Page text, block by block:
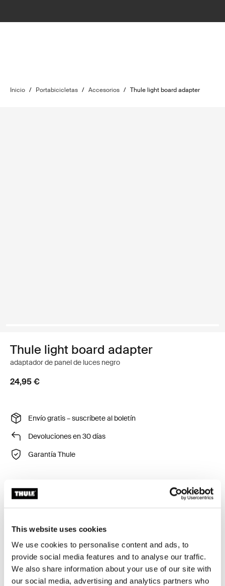
This website uses cookies
We use cookies to personalise content and ads, to
provide social media features and to analyse our traffic.
We also share information about your use of our site with
our social media, advertising and analytics partners who
Inicio / Portabicicletas / Accesorios / Thule light board adapter
Thule light board adapter
adaptador de panel de luces negro
24,95 €
Envío gratis – suscríbete al boletín
Devoluciones en 30 días
Garantía Thule
Muy fácil y rápido de acoplar a Thule Lightboard.
Especificaciones técnicas